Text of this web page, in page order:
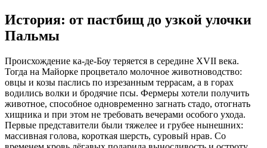
История: от пастбищ до узкой улочки
Пальмы
Происхождение ка-де-Боу теряется в середине XVII века.
Тогда на Майорке процветало молочное животноводство:
овцы и козы паслись по изрезанным террасам, а в горах
водились волки и бродячие псы. Фермеры хотели получить
животное, способное одновременно загнать стадо, отогнать
хищника и при этом не требовать вечерами особого ухода.
Первые представители были тяжелее и грубее нынешних:
массивная голова, короткая шерсть, суровый нрав. Со